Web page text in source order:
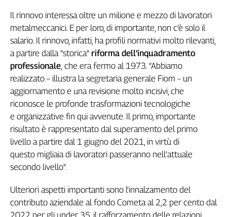
Easy
Inserti
Idea
Diffusa
InFlai
Le
trasmissioni
tv
Work
in
Progress
L'Italia
Lavoro
Il rinnovo interessa oltre un milione e mezzo di lavoratori
metalmeccanici. E per loro, di importante, non c’è solo il
salario. Il rinnovo, infatti, ha profili normativi molto rilevanti,
a partire dalla "storica" riforma dell’inquadramento
professionale, che era fermo al 1973. “Abbiamo
realizzato – illustra la segretaria generale Fiom – un
aggiornamento e una revisione molto incisivi, che
riconosce le profonde trasformazioni tecnologiche
e organizzative fin qui avvenute. Il primo, importante
risultato è rappresentato dal superamento del primo
livello a partire dal 1 giugno del 2021, in virtù di
questo migliaia di lavoratori passeranno nell’attuale
secondo livello".
Ulteriori aspetti importanti sono l'innalzamento del
contributo aziendale al fondo Cometa al 2,2 per cento dal
2022 per gli under 35, il rafforzamento delle relazioni